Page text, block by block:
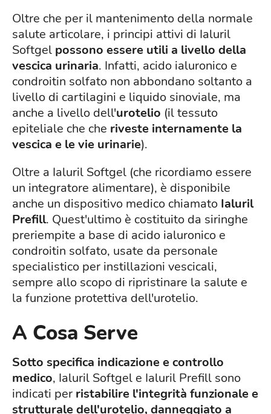
Oltre che per il mantenimento della normale
salute articolare, i principi attivi di Ialuril
Softgel possono essere utili a livello della
vescica urinaria. Infatti, acido ialuronico e
condroitin solfato non abbondano soltanto a
livello di cartilagini e liquido sinoviale, ma
anche a livello dell'urotelio (il tessuto
epiteliale che che riveste internamente la
vescica e le vie urinarie).
Oltre a Ialuril Softgel (che ricordiamo essere
un integratore alimentare), è disponibile
anche un dispositivo medico chiamato Ialuril
Prefill. Quest'ultimo è costituito da siringhe
preriempite a base di acido ialuronico e
condroitin solfato, usate da personale
specialistico per instillazioni vescicali,
sempre allo scopo di ripristinare la salute e
la funzione protettiva dell'urotelio.
A Cosa Serve
Sotto specifica indicazione e controllo
medico, Ialuril Softgel e Ialuril Prefill sono
indicati per ristabilire l'integrità funzionale e
strutturale dell'urotelio, danneggiato a